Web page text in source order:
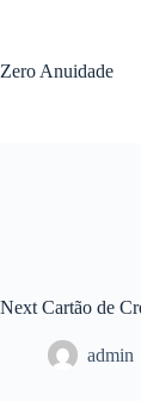
conteúdo
Zero Anuidade
Next Cartão de
admin